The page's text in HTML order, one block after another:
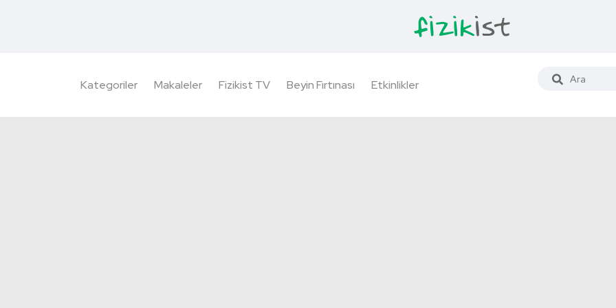
Kategoriler Makaleler Fizikist TV Beyin Fırtınası Etkinlikler